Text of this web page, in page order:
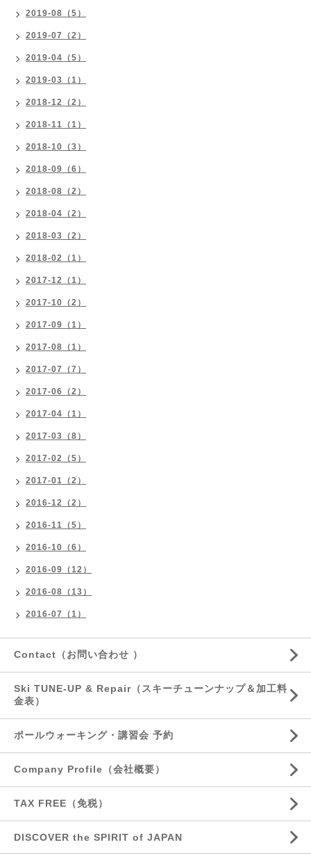
2019-08（5）
2019-07（2）
2019-04（5）
2019-03（1）
2018-12（2）
2018-11（1）
2018-10（3）
2018-09（6）
2018-08（2）
2018-04（2）
2018-03（2）
2018-02（1）
2017-12（1）
2017-10（2）
2017-09（1）
2017-08（1）
2017-07（7）
2017-06（2）
2017-04（1）
2017-03（8）
2017-02（5）
2017-01（2）
2016-12（2）
2016-11（5）
2016-10（6）
2016-09（12）
2016-08（13）
2016-07（1）
Contact（お問い合わせ ）
Ski TUNE-UP & Repair（スキーチューンナップ＆加工料
金表）
ポールウォーキング・講習会 予約
Company Profile（会社概要）
TAX FREE（免税）
DISCOVER the SPIRIT of JAPAN